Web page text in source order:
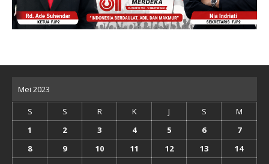
Mei 2023
S S R K J S
M
1
2 3 4 5 6
7
8
9 10 11 12 13
14